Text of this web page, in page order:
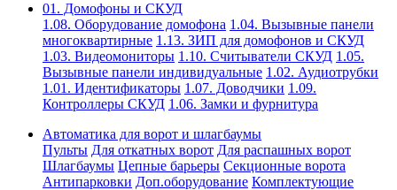
01. Домофоны и СКУД
1.08. Оборудование домофона 1.04. Вызывные панели
многоквартирные 1.13. ЗИП для домофонов и СКУД
1.03. Видеомониторы 1.10. Считыватели СКУД 1.05.
Вызывные панели индивидуальные 1.02. Аудиотрубки
1.01. Идентификаторы 1.07. Доводчики 1.09.
Контроллеры СКУД 1.06. Замки и фурнитура
Автоматика для ворот и шлагбаумы
Пульты Для откатных ворот Для распашных ворот
Шлагбаумы Цепные барьеры Секционные ворота
Антипарковки Доп.оборудование Комплектующие